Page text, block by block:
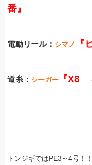
番』
電動リール： シマノ 『
道糸： シーガー 『X8
トンジギではPE3～4号！！